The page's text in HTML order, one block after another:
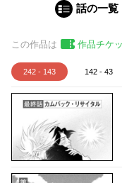
話の一覧
この作品は 作品チケ
242 - 143 142 - 43